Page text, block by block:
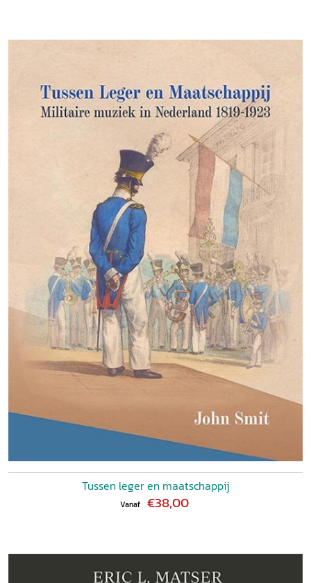
Tussen leger en maatschappij
Vanaf €38,00